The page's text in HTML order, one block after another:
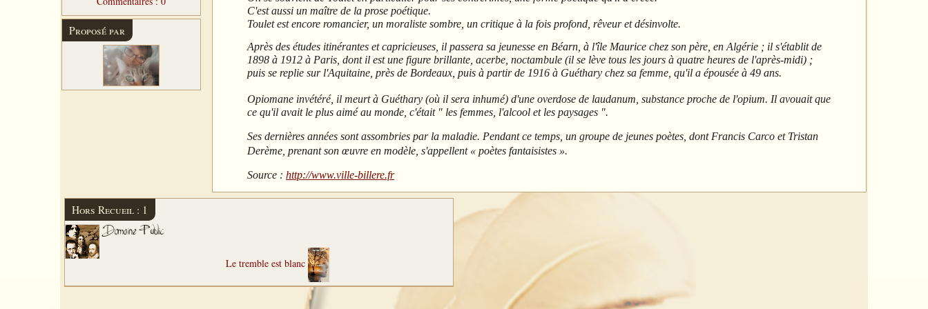
Proposé par
C'est aussi un maître de la prose poétique.
Toulet est encore romancier, un moraliste sombre, un critique à la fois profond, rêveur et désinvolte.
Après des études itinérantes et capricieuses, il passera sa jeunesse en Béarn, à l'île Maurice chez son père, en Algérie ; il s'établit de
1898 à 1912 à Paris, dont il est une figure brillante, acerbe, noctambule (il se lève tous les jours à quatre heures de l'après-midi) ;
puis se replie sur l'Aquitaine, près de Bordeaux, puis à partir de 1916 à Guéthary chez sa femme, qu'il a épousée à 49 ans.
Opiomane invétéré, il meurt à Guéthary (où il sera inhumé) d'une overdose de laudanum, substance proche de l'opium. Il avouait que
ce qu'il avait le plus aimé au monde, c'était " les femmes, l'alcool et les paysages ".
Ses dernières années sont assombries par la maladie. Pendant ce temps, un groupe de jeunes poètes, dont Francis Carco et Tristan
Derème , prenant son œuvre en modèle, s'appellent « poètes fantaisistes ».
Source : http://www.ville-billere.fr
Hors Recueil : 1
Domaine Public
Le tremble est blanc